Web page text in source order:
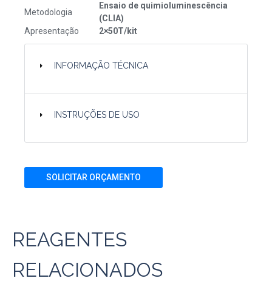
Metodologia
Ensaio de quimioluminescência
(CLIA)
Apresentação
2×50T/kit
INFORMAÇÃO TÉCNICA
INSTRUÇÕES DE USO
SOLICITAR ORÇAMENTO
REAGENTES
RELACIONADOS